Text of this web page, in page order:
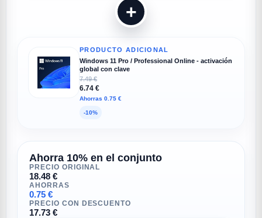
+
PRODUCTO ADICIONAL
Windows 11 Pro / Professional Online - activación
global con clave
7.49 €
6.74 €
Ahorras 0.75 €
-10%
Ahorra 10% en el conjunto
PRECIO ORIGINAL
18.48 €
AHORRAS
0.75 €
PRECIO CON DESCUENTO
17.73 €